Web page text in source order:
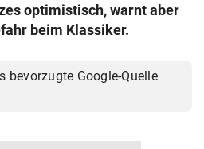
optimistisch, warnt aber
beim Klassiker.
bevorzugte Google-Quelle